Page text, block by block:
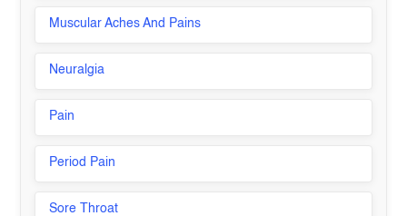
Muscular Aches And Pains
Neuralgia
Pain
Period Pain
Sore Throat